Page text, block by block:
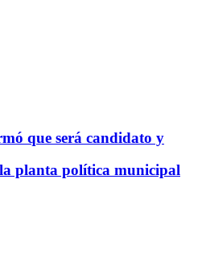
que será candidato y
planta política municipal